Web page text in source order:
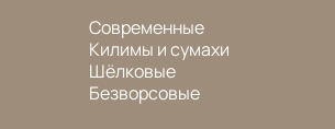
Современные
Килимы и сумахи
Шёлковые
Безворсовые